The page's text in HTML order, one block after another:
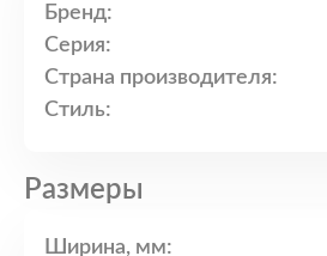
Бренд:
Серия:
Страна производителя:
Стиль:
Размеры
Ширина, мм: